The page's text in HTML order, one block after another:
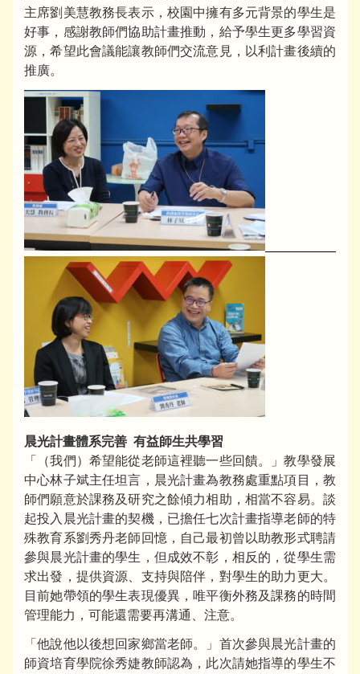
主席劉美慧教務長表示，校園中擁有多元背景的學生是
好事，感謝教師們協助計畫推動，給予學生更多學習資
源，希望此會議能讓教師們交流意見，以利計畫後續的
推廣。
晨光計畫體系完善 有益師生共學習
「（我們）希望能從老師這裡聽一些回饋。」教學發展
中心林子斌主任坦言，晨光計畫為教務處重點項目，教
師們願意於課務及研究之餘傾力相助，相當不容易。談
起投入晨光計畫的契機，已擔任七次計畫指導老師的特
殊教育系劉秀丹老師回憶，自己最初曾以助教形式聘請
參與晨光計畫的學生，但成效不彰，相反的，從學生需
求出發，提供資源、支持與陪伴，對學生的助力更大。
目前她帶領的學生表現優異，唯平衡外務及課務的時間
管理能力，可能還需要再溝通、注意。
「他說他以後想回家鄉當老師。」首次參與晨光計畫的
師資培育學院徐秀婕教師認為，此次請她指導的學生不